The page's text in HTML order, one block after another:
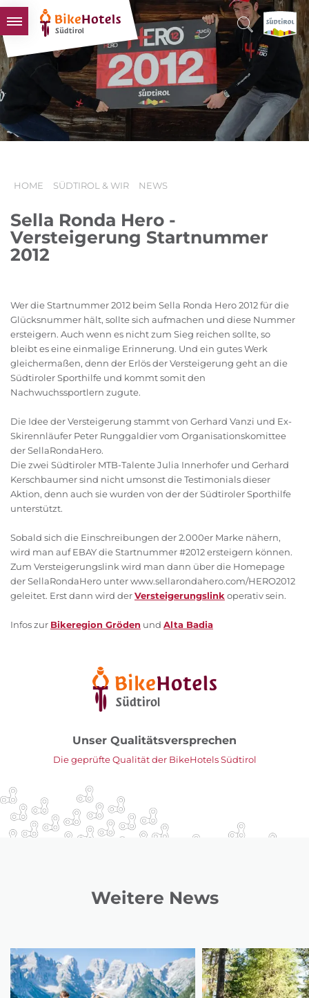
BIKEHOTELS
HOTELS & PAKETE
TOUREN & REVIERE
SÜDTIROL & WIR
HOME SÜDTIROL & WIR NEWS
Sella Ronda Hero -
Versteigerung Startnummer
2012
Wer die Startnummer 2012 beim Sella Ronda Hero 2012 für die
Glücksnummer hält, sollte sich aufmachen und diese Nummer
ersteigern. Auch wenn es nicht zum Sieg reichen sollte, so
bleibt es eine einmalige Erinnerung. Und ein gutes Werk
gleichermaßen, denn der Erlös der Versteigerung geht an die
Südtiroler Sporthilfe und kommt somit den
Nachwuchssportlern zugute.
Die Idee der Versteigerung stammt von Gerhard Vanzi und Ex-
Skirennläufer Peter Runggaldier vom Organisationskomittee
der SellaRondaHero.
Die zwei Südtiroler MTB-Talente Julia Innerhofer und Gerhard
Kerschbaumer sind nicht umsonst die Testimonials dieser
Aktion, denn auch sie wurden von der der Südtiroler Sporthilfe
unterstützt.
Sobald sich die Einschreibungen der 2.000er Marke nähern,
wird man auf EBAY die Startnummer #2012 ersteigern können.
Zum Versteigerungslink wird man dann über die Homepage
der SellaRondaHero unter www.sellarondahero.com/HERO2012
geleitet. Erst dann wird derVersteigerungslink operativ sein.
Infos zur Bikeregion Gröden und Alta Badia
Unser Qualitätsversprechen
Die geprüfte Qualität der BikeHotels Südtirol
Weitere News